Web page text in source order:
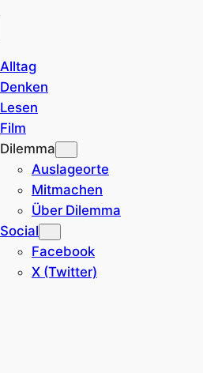
Alltag
Denken
Lesen
Film
Dilemma
Auslageorte
Mitmachen
Über Dilemma
Social
Facebook
X (Twitter)